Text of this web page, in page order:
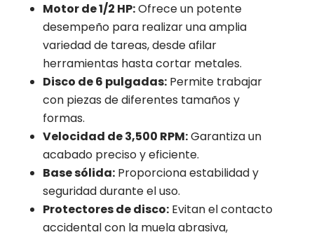
Motor de 1/2 HP:Ofrece un potente
desempeño para realizar una amplia
variedad de tareas, desde afilar
herramientas hasta cortar metales.
Disco de 6 pulgadas:Permite trabajar
con piezas de diferentes tamaños y
formas.
Velocidad de 3,500 RPM:Garantiza un
acabado preciso y eficiente.
Base sólida:Proporciona estabilidad y
seguridad durante el uso.
Protectores de disco:Evitan el contacto
accidental con la muela abrasiva,